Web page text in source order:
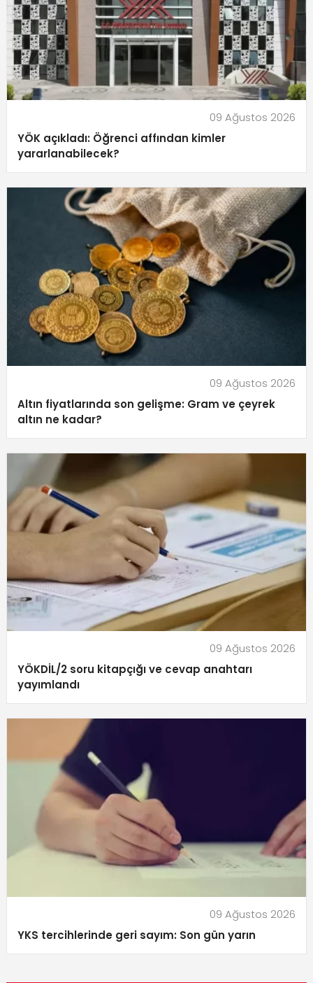
09 Ağustos 2026
YÖK açıkladı: Öğrenci affından kimler
yararlanabilecek?
09 Ağustos 2026
Altın fiyatlarında son gelişme: Gram ve çeyrek
altın ne kadar?
09 Ağustos 2026
YÖKDİL/2 soru kitapçığı ve cevap anahtarı
yayımlandı
09 Ağustos 2026
YKS tercihlerinde geri sayım: Son gün yarın